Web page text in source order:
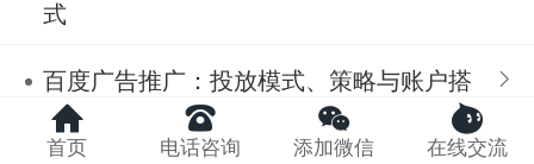
式
百度广告推广：投放模式、策略与账户搭
建全指南
首页 电话咨询 添加微信 在线交流